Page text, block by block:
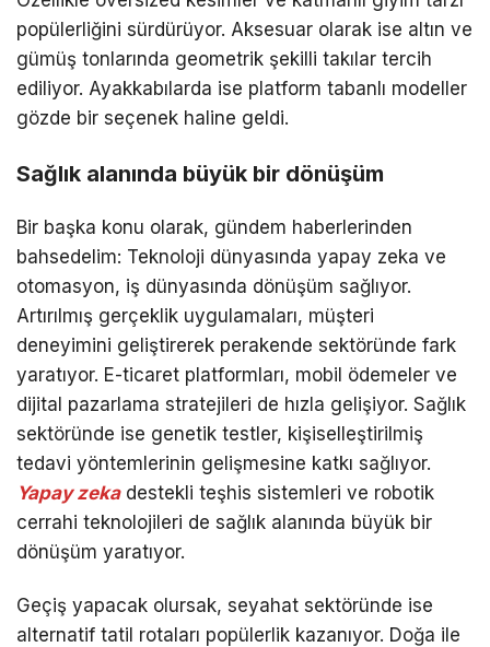
popülerliğini sürdürüyor. Aksesuar olarak ise altın ve
gümüş tonlarında geometrik şekilli takılar tercih
ediliyor. Ayakkabılarda ise platform tabanlı modeller
gözde bir seçenek haline geldi.
Sağlık alanında büyük bir dönüşüm
Bir başka konu olarak, gündem haberlerinden
bahsedelim: Teknoloji dünyasında yapay zeka ve
otomasyon, iş dünyasında dönüşüm sağlıyor.
Artırılmış gerçeklik uygulamaları, müşteri
deneyimini geliştirerek perakende sektöründe fark
yaratıyor. E-ticaret platformları, mobil ödemeler ve
dijital pazarlama stratejileri de hızla gelişiyor. Sağlık
sektöründe ise genetik testler, kişiselleştirilmiş
tedavi yöntemlerinin gelişmesine katkı sağlıyor.
Yapay zekadestekli teşhis sistemleri ve robotik
cerrahi teknolojileri de sağlık alanında büyük bir
dönüşüm yaratıyor.
Geçiş yapacak olursak, seyahat sektöründe ise
alternatif tatil rotaları popülerlik kazanıyor. Doğa ile